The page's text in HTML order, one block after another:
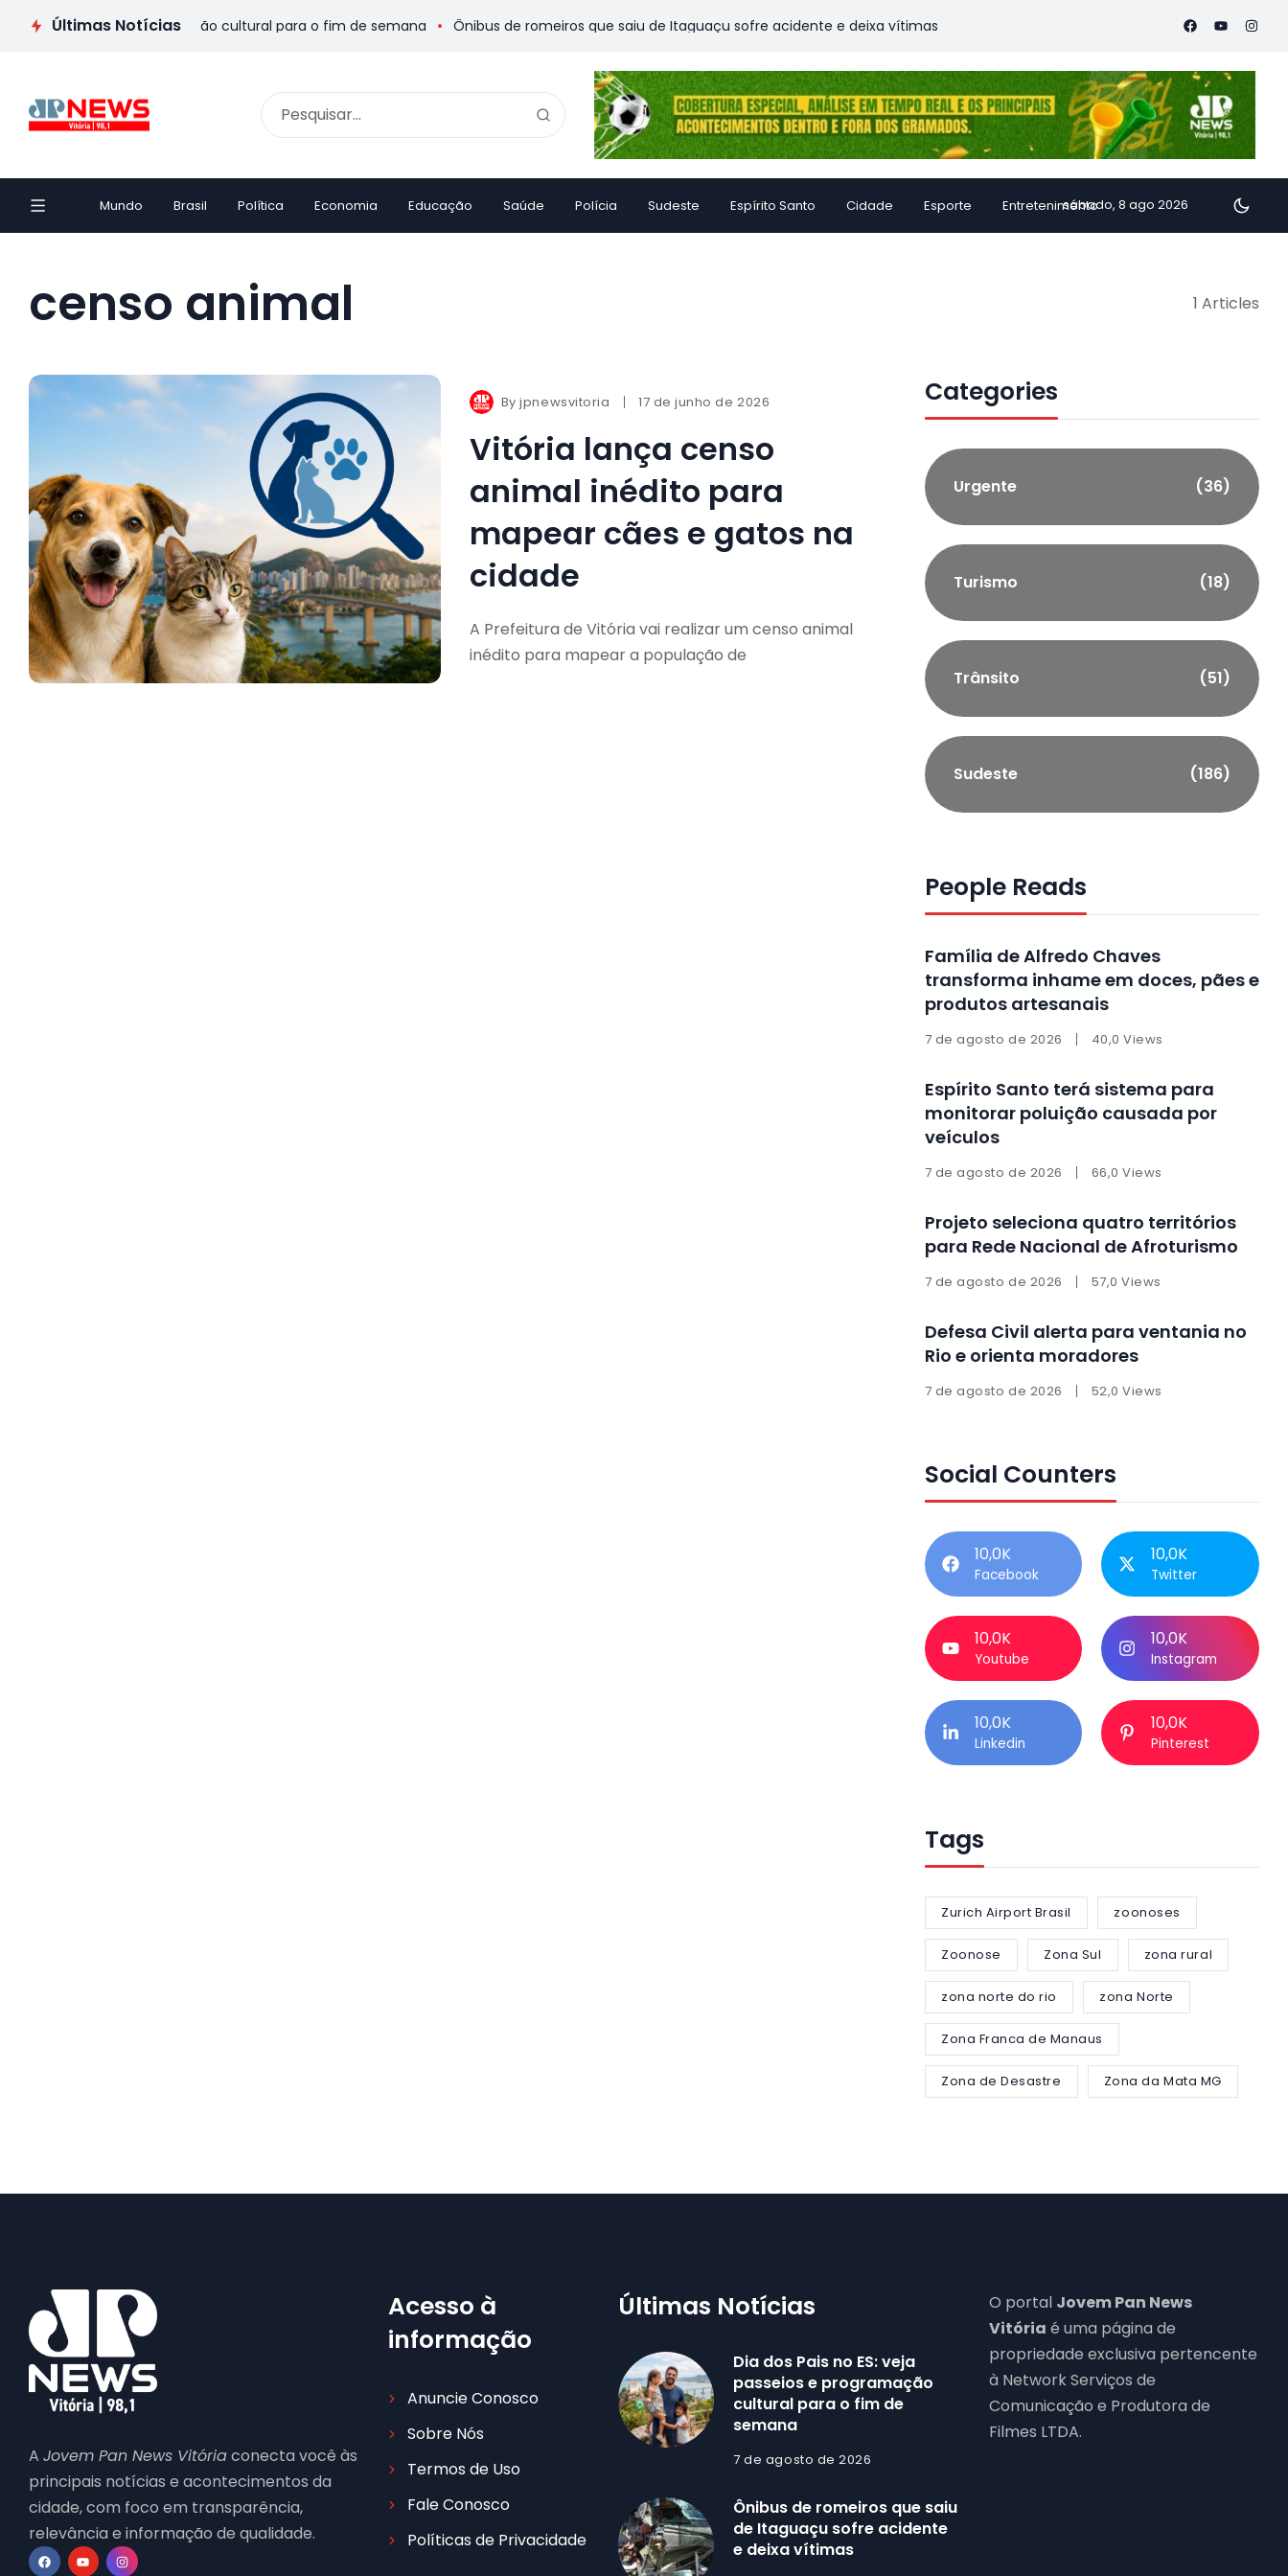
Últimas Notícias
passeios e programação cultural para o fim de semana Ônibus de romeiros que saiu de Itaguaçu sofre acidente e deixa vítimas Família de Alfredo Chaves transforma inhame em
Mundo Brasil Política Economia Educação Saúde Polícia Sudeste Espírito Santo Cidade Esporte Entretenimentosábado, 8 ago 2026
censo animal 1 Articles
Byjpnewsvitoria 17 de junho de 2026
Vitória lança censo
animal inédito para
mapear cães e gatos na
cidade
A Prefeitura de Vitória vai realizar um censo animal
inédito para mapear a população de
Categories
Urgente (36)
Turismo (18)
Trânsito (51)
Sudeste (186)
People Reads
Família de Alfredo Chaves
transforma inhame em doces, pães e
produtos artesanais
7 de agosto de 2026 40,0 Views
Espírito Santo terá sistema para
monitorar poluição causada por
veículos
7 de agosto de 2026 66,0 Views
Projeto seleciona quatro territórios
para Rede Nacional de Afroturismo
7 de agosto de 2026 57,0 Views
Defesa Civil alerta para ventania no
Rio e orienta moradores
7 de agosto de 2026 52,0 Views
Social Counters
10,0K
Facebook
10,0K
Twitter
10,0K
Youtube
10,0K
Instagram
10,0K
Linkedin
10,0K
Pinterest
Tags
Zurich Airport Brasil zoonoses
Zoonose Zona Sul zona rural
zona norte do rio zona Norte
Zona Franca de Manaus
Zona de Desastre Zona da Mata MG
A Jovem Pan News Vitóriaconecta você às
principais notícias e acontecimentos da
cidade, com foco em transparência,
relevância e informação de qualidade.
Acesso à
informação
Anuncie Conosco
Sobre Nós
Termos de Uso
Fale Conosco
Políticas de Privacidade
Últimas Notícias
Dia dos Pais no ES: veja
passeios e programação
cultural para o fim de
semana
7 de agosto de 2026
Ônibus de romeiros que saiu
de Itaguaçu sofre acidente
e deixa vítimas
O portal Jovem Pan News
Vitória é uma página de
propriedade exclusiva pertencente
à Network Serviços de
Comunicação e Produtora de
Filmes LTDA.